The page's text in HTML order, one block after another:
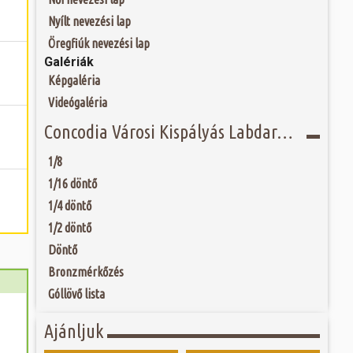
gödrök helyén
1965-től
2 évvel később
a gondozásnak,
Szombathely egyik
sétányon
egyben
A találkozó
játékkal és
a lépést a
Nyílt nevezési lap
Öregfiúk nevezési lap
Galériák
Képgaléria
Videógaléria
Concodia Városi Kispályás Labdarúgó Kupa - Fordulók
1/8
1/16 döntő
1/4 döntő
1/2 döntő
Döntő
Bronzmérkőzés
Góllövő lista
Ajánljuk